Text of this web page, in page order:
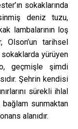
sokaklarında
deniz tuzu,
lambalarının loş
Olson’un tarihsel
yürüyen
geçmişle şimdi
Şehrin kendisi
sürekli ihlal
bağlam sunmaktan
alanıdır.